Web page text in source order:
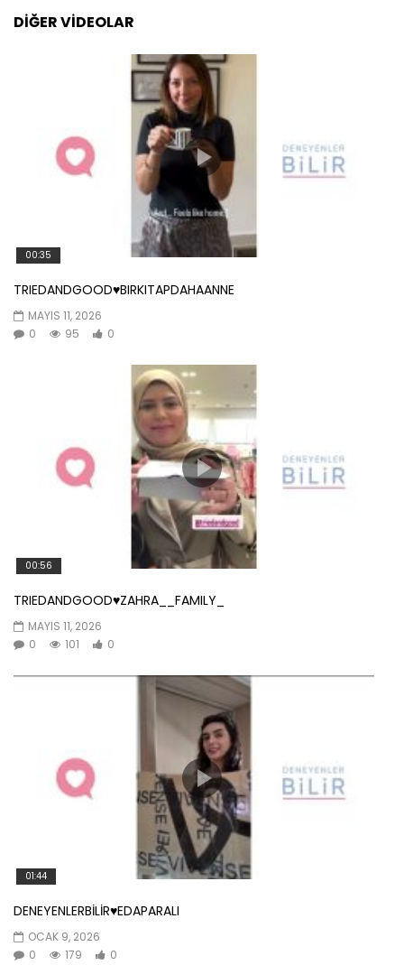
DIĞER VIDEOLAR
00:35
TRIEDANDGOOD♥️BIRKITAPDAHAANNE
MAYIS 11, 2026
0
95 0
00:56
TRIEDANDGOOD♥️ZAHRA__FAMILY_
MAYIS 11, 2026
0
101 0
01:44
DENEYENLERBİLİR♥️EDAPARALI
OCAK 9, 2026
0
179 0